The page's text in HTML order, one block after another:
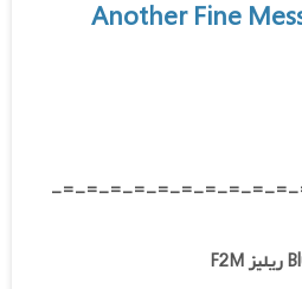
-=-=-=-=-=-=-=-=-=-